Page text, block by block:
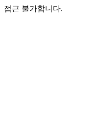
접근 불가합니다.